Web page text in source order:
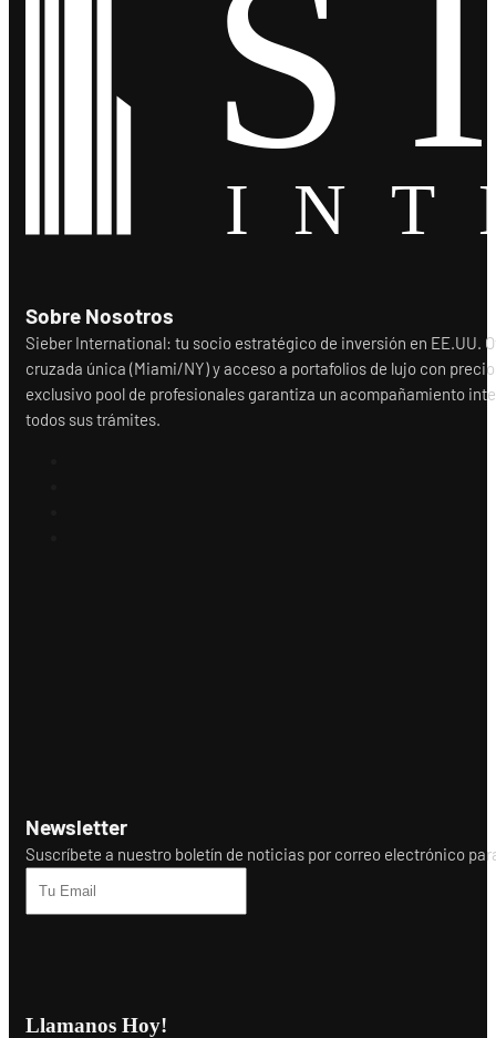
Sobre Nosotros
Sieber International: tu socio estratégico de inversión en EE.UU.
cruzada única (Miami/NY) y acceso a portafolios de lujo con
exclusivo pool de profesionales garantiza un acompañamiento
todos sus trámites.
Newsletter
Suscríbete a nuestro boletín de noticias por correo electrónico
Llamanos Hoy!